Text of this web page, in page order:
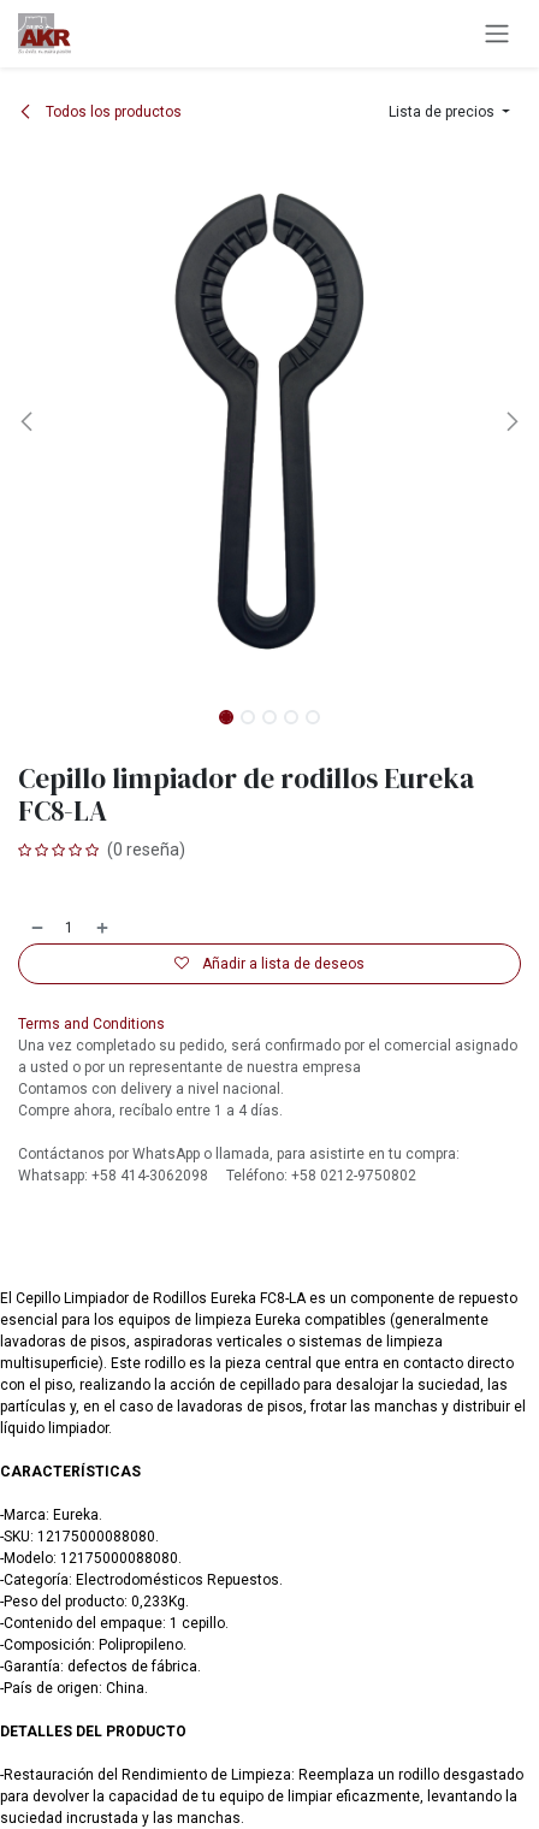
Ir al contenido
Todos los productos Lista de precios
Cepillo limpiador de rodillos Eureka
FC8-LA
(0 reseña)
Añadir a lista de deseos
Terms and Conditions
Una vez completado su pedido, será confirmado por el comercial asignado
a usted o por un representante de nuestra empresa
Contamos con delivery a nivel nacional.
Compre ahora, recíbalo entre 1 a 4 días.
Contáctanos por WhatsApp o llamada, para asistirte en tu compra:
Whatsapp: +58 414-3062098 Teléfono: +58 0212-9750802
El Cepillo Limpiador de Rodillos Eureka FC8-LA es un componente de repuesto
esencial para los equipos de limpieza Eureka compatibles (generalmente
lavadoras de pisos, aspiradoras verticales o sistemas de limpieza
multisuperficie). Este rodillo es la pieza central que entra en contacto directo
con el piso, realizando la acción de cepillado para desalojar la suciedad, las
partículas y, en el caso de lavadoras de pisos, frotar las manchas y distribuir el
líquido limpiador.
CARACTERÍSTICAS
-Marca: Eureka.
-SKU: 12175000088080.
-Modelo: 12175000088080.
-Categoría: Electrodomésticos Repuestos.
-Peso del producto: 0,233Kg.
-Contenido del empaque: 1 cepillo.
-Composición: Polipropileno.
-Garantía: defectos de fábrica.
-País de origen: China.
DETALLES DEL PRODUCTO
-Restauración del Rendimiento de Limpieza: Reemplaza un rodillo desgastado
para devolver la capacidad de tu equipo de limpiar eficazmente, levantando la
suciedad incrustada y las manchas.